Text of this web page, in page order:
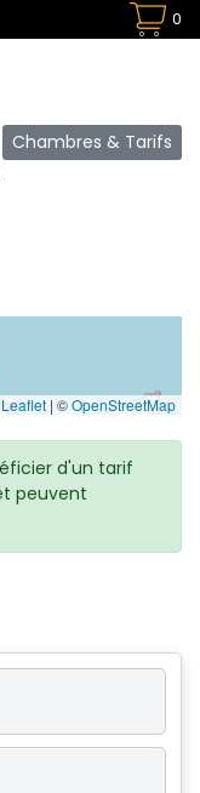
0
Chambres & Tarifs
Leaflet | ©OpenStreetMap
d'un tarif
peuvent